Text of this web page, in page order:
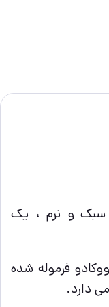
سبک و نرم ، یک
فرموله شده
دارد.